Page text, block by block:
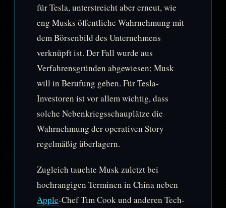
für Tesla, unterstreicht aber erneut, wie
eng Musks öffentliche Wahrnehmung mit
dem Börsenbild des Unternehmens
verknüpft ist. Der Fall wurde aus
Verfahrensgründen abgewiesen; Musk
will in Berufung gehen. Für Tesla-
Investoren ist vor allem wichtig, dass
solche Nebenkriegsschauplätze die
Wahrnehmung der operativen Story
regelmäßig überlagern.
Zugleich tauchte Musk zuletzt bei
hochrangigen Terminen in China neben
Apple-Chef Tim Cook und anderen Tech-